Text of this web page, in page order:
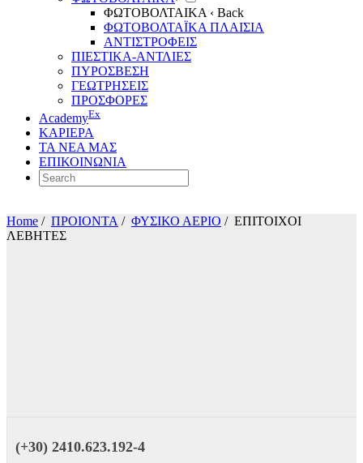
ΦΩΤΟΒΟΛΤΑΙΚΑ ‹ Back
ΦΩΤΟΒΟΛΤΑΪΚΑ ΠΛΑΙΣΙΑ
ΑΝΤΙΣΤΡΟΦΕΙΣ
ΠΙΕΣΤΙΚΑ-ΑΝΤΛΙΕΣ
ΠΥΡΟΣΒΕΣΗ
ΓΕΩΤΡΗΣΕΙΣ
ΠΡΟΣΦΟΡΕΣ
AcademyEx
ΚΑΡΙΕΡΑ
ΤΑ ΝΕΑ ΜΑΣ
ΕΠΙΚΟΙΝΩΝΙΑ
Home / ΠΡΟΙΟΝΤΑ / ΦΥΣΙΚΟ ΑΕΡΙΟ / ΕΠΙΤΟΙΧΟΙ
ΛΕΒΗΤΕΣ
(+30) 2410.623.192-4